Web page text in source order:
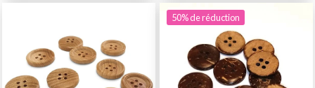
50% de réduction